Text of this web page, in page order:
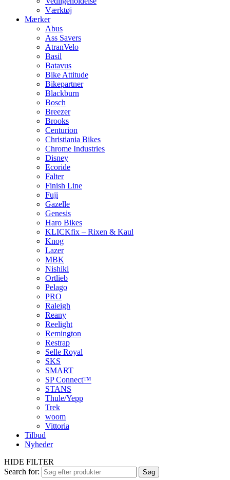
Værktøj
Mærker
Abus
Ass Savers
AtranVelo
Basil
Batavus
Bike Attitude
Bikepartner
Blackburn
Bosch
Breezer
Brooks
Centurion
Christiania Bikes
Chrome Industries
Disney
Ecoride
Falter
Finish Line
Fuji
Gazelle
Genesis
Haro Bikes
KLICKfix – Rixen & Kaul
Knog
Lazer
MBK
Nishiki
Ortlieb
Pelago
PRO
Raleigh
Reany
Reelight
Remington
Restrap
Selle Royal
SKS
SMART
SP Connect™
STANS
Thule/Yepp
Trek
woom
Vittoria
Tilbud
Nyheder
HIDE FILTER
Search for:
Søg